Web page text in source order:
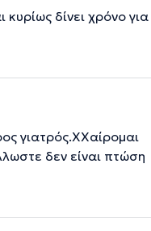
δίνει χρόνο για
γιατρός.ΧΧαίρομαι
δεν είναι πτώση